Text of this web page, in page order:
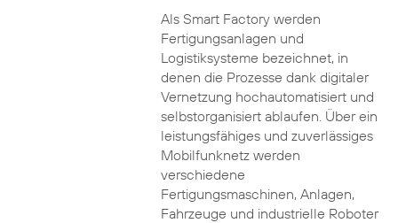
Als Smart Factory werden
Fertigungsanlagen und
Logistiksysteme bezeichnet, in
denen die Prozesse dank digitaler
Vernetzung hochautomatisiert und
selbstorganisiert ablaufen. Über ein
leistungsfähiges und zuverlässiges
Mobilfunknetz werden
verschiedene
Fertigungsmaschinen, Anlagen,
Fahrzeuge und industrielle Roboter